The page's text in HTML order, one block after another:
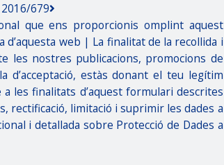
679
que ens proporcionis omplint aquest
web | La finalitat de la recollida i
les nostres publicacions, promocions de
estàs donant el teu legítim
les finalitats d’aquest formulari descrites
rectificació, limitació i suprimir les dades a
i detallada sobre Protecció de Dades a